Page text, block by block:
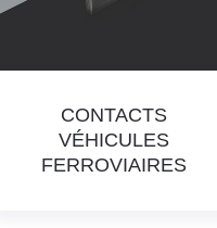
CONTACTS
VÉHICULES
FERROVIAIRES